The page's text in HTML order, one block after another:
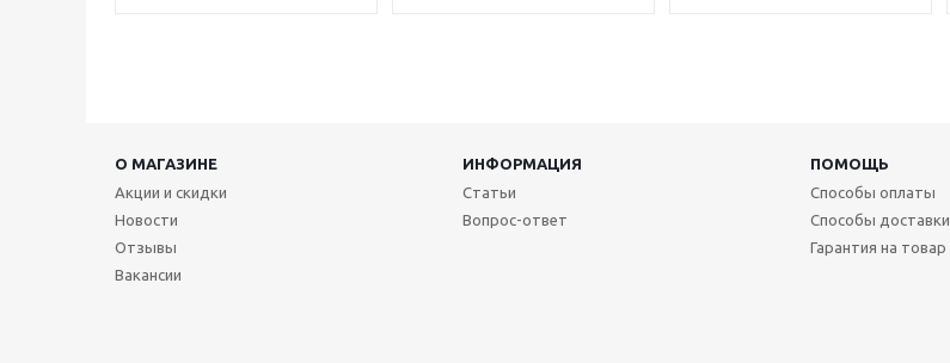
О МАГАЗИНЕ ИНФОРМАЦИЯ
ПОМОЩЬ
Акции и скидки
Новости
Отзывы
Вакансии
Статьи
Вопрос-ответ
Способы оплаты
Способы доставки
Гарантия на товар